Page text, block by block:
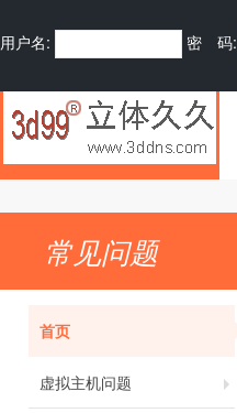
用户名: 密 码:
常见问题
首页
虚拟主机问题